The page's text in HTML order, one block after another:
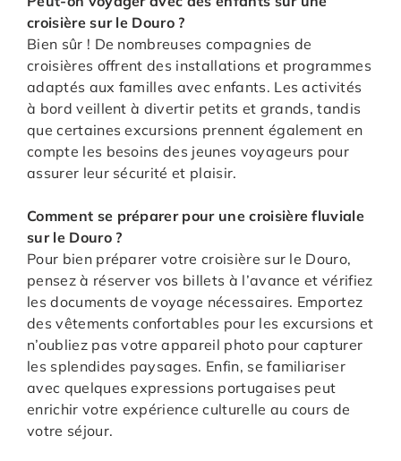
croisière sur le Douro ?
Bien sûr ! De nombreuses compagnies de
croisières offrent des installations et programmes
adaptés aux familles avec enfants. Les activités
à bord veillent à divertir petits et grands, tandis
que certaines excursions prennent également en
compte les besoins des jeunes voyageurs pour
assurer leur sécurité et plaisir.
Comment se préparer pour une croisière fluviale
sur le Douro ?
Pour bien préparer votre croisière sur le Douro,
pensez à réserver vos billets à l’avance et vérifiez
les documents de voyage nécessaires. Emportez
des vêtements confortables pour les excursions et
n’oubliez pas votre appareil photo pour capturer
les splendides paysages. Enfin, se familiariser
avec quelques expressions portugaises peut
enrichir votre expérience culturelle au cours de
votre séjour.